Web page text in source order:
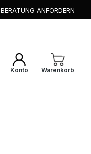
BERATUNG ANFORDERN
Konto Warenkorb